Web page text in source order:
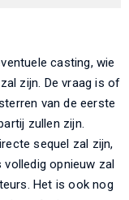
casting, wie
zijn. De vraag is of
van de eerste
zullen zijn.
sequel zal zijn,
opnieuw zal
Het is ook nog